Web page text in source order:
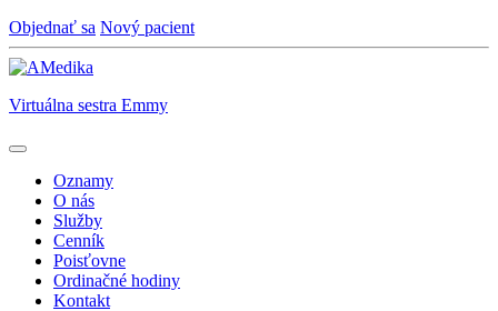
Objednať sa Nový pacient
Virtuálna sestra Emmy
Oznamy
O nás
Služby
Cenník
Poisťovne
Ordinačné hodiny
Kontakt